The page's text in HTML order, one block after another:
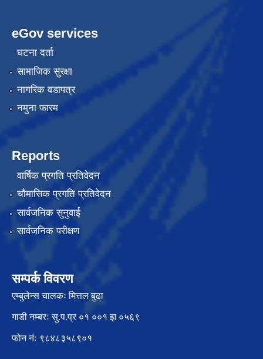
eGov services
घटना दर्ता
सामाजिक सुरक्षा
नागरिक वडापत्र
नमुना फारम
Reports
वार्षिक प्रगति प्रतिवेदन
चौमासिक प्रगति प्रतिवेदन
सार्वजनिक सुनुवाई
सार्वजनिक परीक्षण
सम्पर्क विवरण
एम्बुलेन्स चालकः मित्तल बुढा
गाडी नम्बरः सु.प.प्र ०१ ००१ झ ०५६९
फोन नंः ९८४८३५८९०१